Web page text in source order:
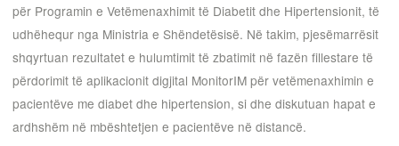
për Programin e Vetëmenaxhimit të Diabetit dhe Hipertensionit, të
udhëhequr nga Ministria e Shëndetësisë. Në takim, pjesëmarrësit
shqyrtuan rezultatet e hulumtimit të zbatimit në fazën fillestare të
përdorimit të aplikacionit digjital MonitorIM për vetëmenaxhimin e
pacientëve me diabet dhe hipertension, si dhe diskutuan hapat e
ardhshëm në mbështetjen e pacientëve në distancë.